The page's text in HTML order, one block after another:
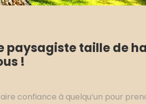
paysagiste taille de
!
confiance à quelqu’un pour